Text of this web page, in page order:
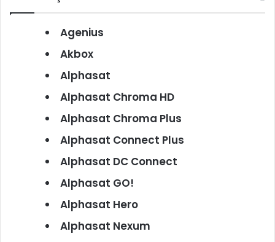
Agenius
Akbox
Alphasat
Alphasat Chroma HD
Alphasat Chroma Plus
Alphasat Connect Plus
Alphasat DC Connect
Alphasat GO!
Alphasat Hero
Alphasat Nexum